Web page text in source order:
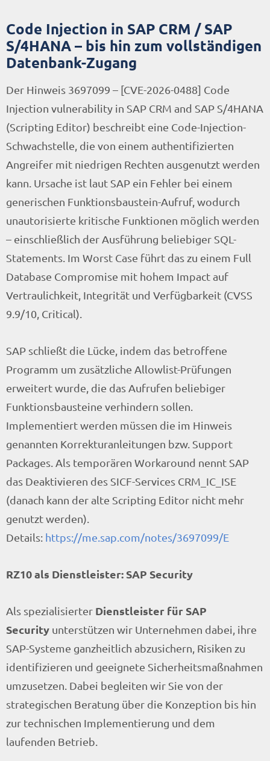
Code Injection in SAP CRM / SAP
S/4HANA – bis hin zum vollständigen
Datenbank-Zugang
Der Hinweis 3697099 – [CVE-2026-0488] Code
Injection vulnerability in SAP CRM and SAP S/4HANA
(Scripting Editor) beschreibt eine Code-Injection-
Schwachstelle, die von einem authentifizierten
Angreifer mit niedrigen Rechten ausgenutzt werden
kann. Ursache ist laut SAP ein Fehler bei einem
generischen Funktionsbaustein-Aufruf, wodurch
unautorisierte kritische Funktionen möglich werden
– einschließlich der Ausführung beliebiger SQL-
Statements. Im Worst Case führt das zu einem Full
Database Compromise mit hohem Impact auf
Vertraulichkeit, Integrität und Verfügbarkeit (CVSS
9.9/10, Critical).
SAP schließt die Lücke, indem das betroffene
Programm um zusätzliche Allowlist-Prüfungen
erweitert wurde, die das Aufrufen beliebiger
Funktionsbausteine verhindern sollen.
Implementiert werden müssen die im Hinweis
genannten Korrekturanleitungen bzw. Support
Packages. Als temporären Workaround nennt SAP
das Deaktivieren des SICF-Services CRM_IC_ISE
(danach kann der alte Scripting Editor nicht mehr
genutzt werden).
Details: https://me.sap.com/notes/3697099/E
RZ10 als Dienstleister: SAP Security
Als spezialisierter Dienstleister für SAP
Security unterstützen wir Unternehmen dabei, ihre
SAP-Systeme ganzheitlich abzusichern, Risiken zu
identifizieren und geeignete Sicherheitsmaßnahmen
umzusetzen. Dabei begleiten wir Sie von der
strategischen Beratung über die Konzeption bis hin
zur technischen Implementierung und dem
laufenden Betrieb.